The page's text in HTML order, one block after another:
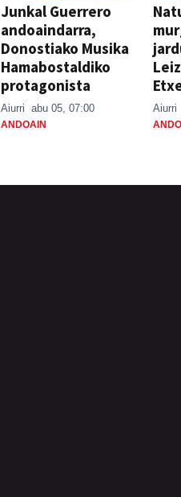
Junkal Guerrero
andoaindarra,
Donostiako Musika
Hamabostaldiko
protagonista
Aiurri abu 05, 07:00
ANDOAIN
Aiurri